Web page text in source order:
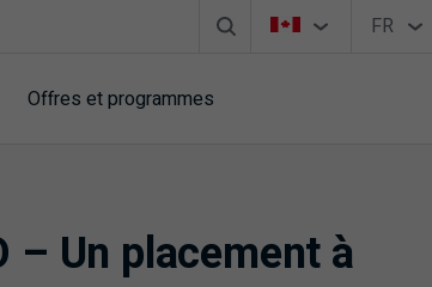
Barre de recherche
Sélecteur de pays
Vous êtes sur
FR
Français
Offres et programmes
– Un placement à